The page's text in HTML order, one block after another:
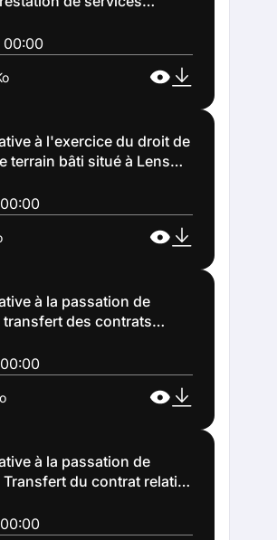
et culturel "le
titre du projet
du conservatoire à
à l'exercice du droit de
terrain bâti situé à Lens
2026 118)
à la passation de
transfert des contrats
le service environnement
sur le domaine
- LOTS 3-6-8
à la passation de
Transfert du contrat relatif
(Décision